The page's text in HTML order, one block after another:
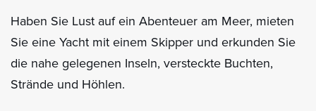
Haben Sie Lust auf ein Abenteuer am Meer, mieten
Sie eine Yacht mit einem Skipper und erkunden Sie
die nahe gelegenen Inseln, versteckte Buchten,
Strände und Höhlen.